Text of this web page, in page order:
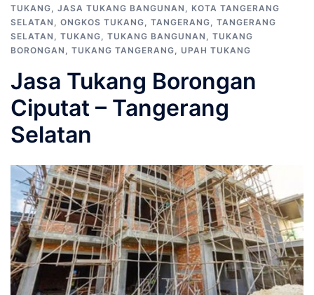
TUKANG, JASA TUKANG BANGUNAN , KOTA TANGERANG
SELATAN , ONGKOS TUKANG, TANGERANG, TANGERANG
SELATAN , TUKANG, TUKANG BANGUNAN , TUKANG
BORONGAN , TUKANG TANGERANG, UPAH TUKANG
Jasa Tukang Borongan
Ciputat – Tangerang
Selatan